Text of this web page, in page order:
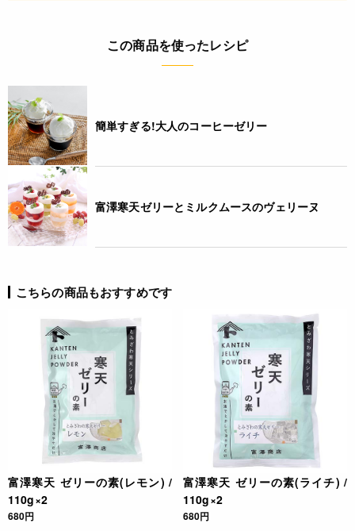
この商品を使ったレシピ
簡単すぎる!大人のコーヒーゼリー
富澤寒天ゼリーとミルクムースのヴェリーヌ
こちらの商品もおすすめです
富澤寒天 ゼリーの素(レモン) /
110g×2
680円
富澤寒天 ゼリーの素(ライチ) /
110g×2
680円